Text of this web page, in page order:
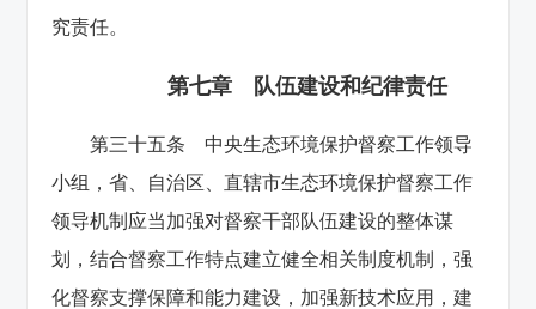
究责任。
第七章 队伍建设和纪律责任
第三十五条 中央生态环境保护督察工作领导
小组，省、自治区、直辖市生态环境保护督察工作
领导机制应当加强对督察干部队伍建设的整体谋
划，结合督察工作特点建立健全相关制度机制，强
化督察支撑保障和能力建设，加强新技术应用，建